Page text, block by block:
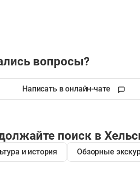
вопросы?
Написать в онлайн-чате
поиск в
и история Обзорные